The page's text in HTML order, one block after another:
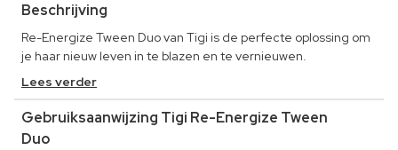
Beschrijving
Re-Energize Tween Duo van Tigi is de perfecte oplossing om
je haar nieuw leven in te blazen en te vernieuwen.
Lees verder
Gebruiksaanwijzing Tigi Re-Energize Tween
Duo